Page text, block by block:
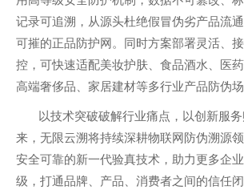
记录可追溯，从源头杜绝假冒伪劣产品流
可摧的正品防护网。同时方案部署灵活、
控，可快速适配美妆护肤、食品酒水、医药
高端奢侈品、家居建材等多行业产品防伪场
以技术突破破解行业痛点，以创新服务
来，无限云溯将持续深耕物联网防伪溯源领
安全可靠的新一代验真技术，助力更多企
级，打通品牌、产品、消费者之间的信任